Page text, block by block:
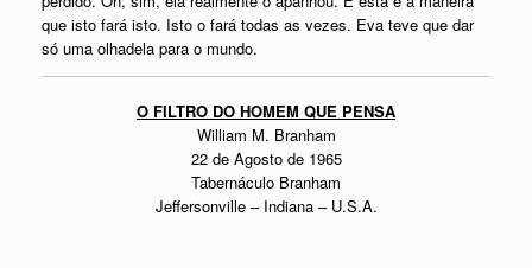
que isto fará isto. Isto o fará todas as vezes. Eva teve que dar
só uma olhadela para o mundo.
O FILTRO DO HOMEM QUE PENSA
William M. Branham
22 de Agosto de 1965
Tabernáculo Branham
Jeffersonville – Indiana – U.S.A.